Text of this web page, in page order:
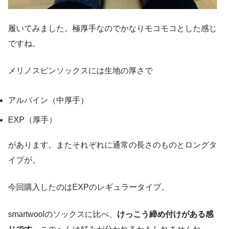
履いてみました。極厚手なのでかなりモコモコとした感じ
ですね。
メリノスピンソックスには生地の厚さで
アルパイン（中厚手）
EXP（厚手）
があります。またそれぞれに通常の長さのものとロングタ
イプが。
今回購入したのはEXPのレギュラータイプ。
smartwoolのソックスに比べ、 けっこう締め付けがある感